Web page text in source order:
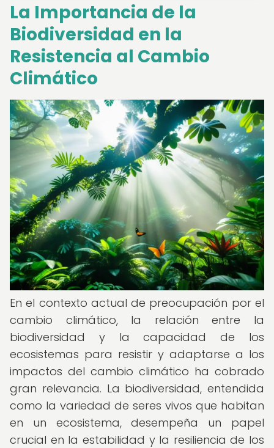
La Importancia de la
Biodiversidad en la
Resistencia al Cambio
Climático
En el contexto actual de preocupación por el
cambio climático, la relación entre la
biodiversidad y la capacidad de los
ecosistemas para resistir y adaptarse a los
impactos del cambio climático ha cobrado
gran relevancia. La biodiversidad, entendida
como la variedad de seres vivos que habitan
en un ecosistema, desempeña un papel
crucial en la estabilidad y la resiliencia de los